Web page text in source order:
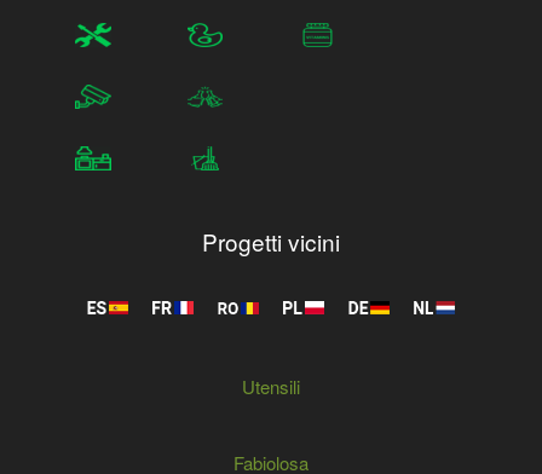
Progetti vicini
Utensili
Fabiolosa